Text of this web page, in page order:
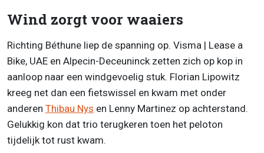
Wind zorgt voor waaiers
Richting Béthune liep de spanning op. Visma | Lease a
Bike, UAE en Alpecin-Deceuninck zetten zich op kop in
aanloop naar een windgevoelig stuk. Florian Lipowitz
kreeg net dan een fietswissel en kwam met onder
anderen Thibau Nys en Lenny Martinez op achterstand.
Gelukkig kon dat trio terugkeren toen het peloton
tijdelijk tot rust kwam.